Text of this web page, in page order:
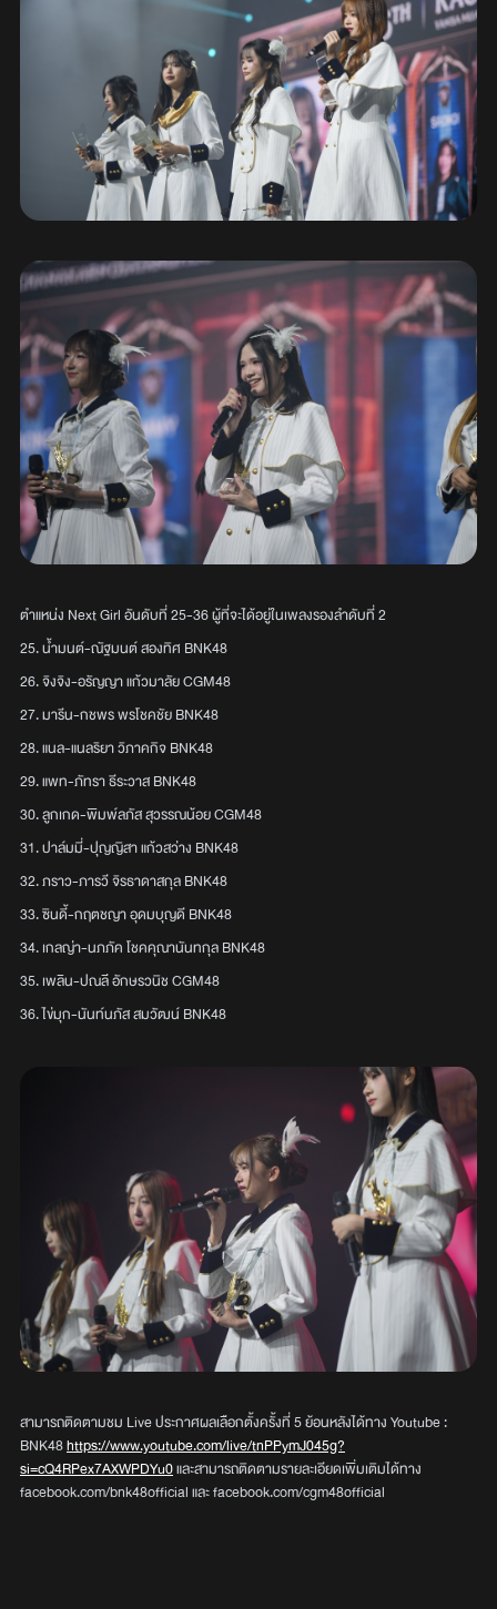
ตำแหน่ง Next Girl อันดับที่ 25-36 ผู้ที่จะได้อยู่ในเพลงรองลำดับที่ 2
25. น้ำมนต์-ณัฐมนต์ สองทิศ BNK48
26. จิงจิง-อรัญญา แก้วมาลัย CGM48
27. มารีน-กชพร พรโชคชัย BNK48
28. แนล-แนลริยา วิภาคกิจ BNK48
29. แพท-ภัทรา ธีระวาส BNK48
30. ลูกเกด-พิมพ์ลภัส สุวรรณน้อย CGM48
31. ปาล์มมี่-ปุญญิสา แก้วสว่าง BNK48
32. ภราว-ภารวี จิรธาดาสกุล BNK48
33. ซินดี้-กฤตชญา อุดมบุญดี BNK48
34. เกลญ่า-นภภัค โชคคุณานันทกุล BNK48
35. เพลิน-ปณลี อักษรวนิช CGM48
36. ไข่มุก-นันท์นภัส สมวัฒน์ BNK48
สามารถติดตามชม Live ประกาศผลเลือกตั้งครั้งที่ 5 ย้อนหลังได้ทาง Youtube :
BNK48https://www.youtube.com/live/tnPPymJ045g?
si=cQ4RPex7AXWPDYu0และสามารถติดตามรายละเอียดเพิ่มเติมได้ทาง
facebook.com/bnk48official และ facebook.com/cgm48official